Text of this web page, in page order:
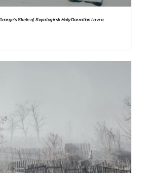
Skete of Svyatogirsk Holy Dormition Lavra
DETTAGLI